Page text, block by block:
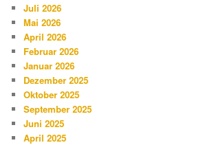
Juli 2026
Mai 2026
April 2026
Februar 2026
Januar 2026
Dezember 2025
Oktober 2025
September 2025
Juni 2025
April 2025